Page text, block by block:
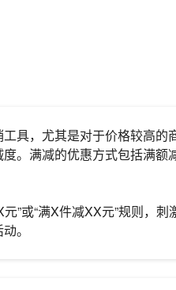
具，尤其是对于价格较高的
。满减的优惠方式包括满额
”或“满X件减XX元”规则，
。